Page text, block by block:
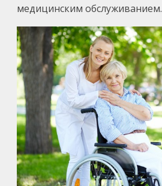
медицинским обслуживанием.